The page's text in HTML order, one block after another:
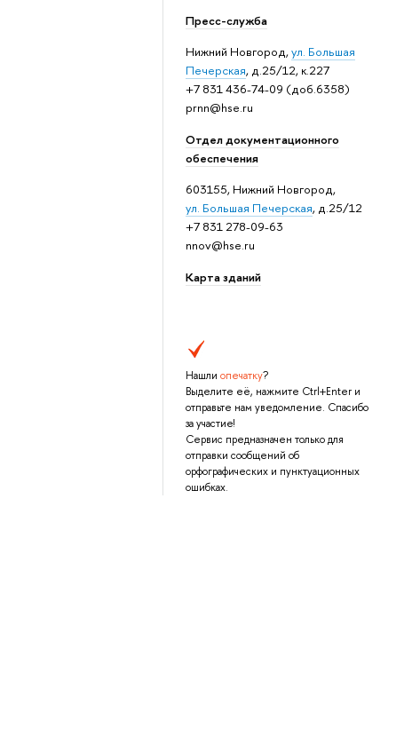
Пресс-служба
Нижний Новгород,ул. Большая
Печерская, д.25/12, к.227
+7 831 436-74-09 (доб.6358)
prnn@hse.ru
Отдел документационного
обеспечения
603155, Нижний Новгород,
ул. Большая Печерская, д.25/12
+7 831 278-09-63
nnov@hse.ru
Карта зданий
Нашли опечатку?
Выделите её, нажмите Ctrl+Enter и
отправьте нам уведомление. Спасибо
за участие!
Сервис предназначен только для
отправки сообщений об
орфографических и пунктуационных
ошибках.